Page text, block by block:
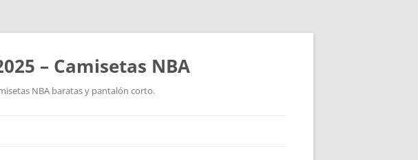
– Camisetas NBA
NBA baratas y pantalón corto.